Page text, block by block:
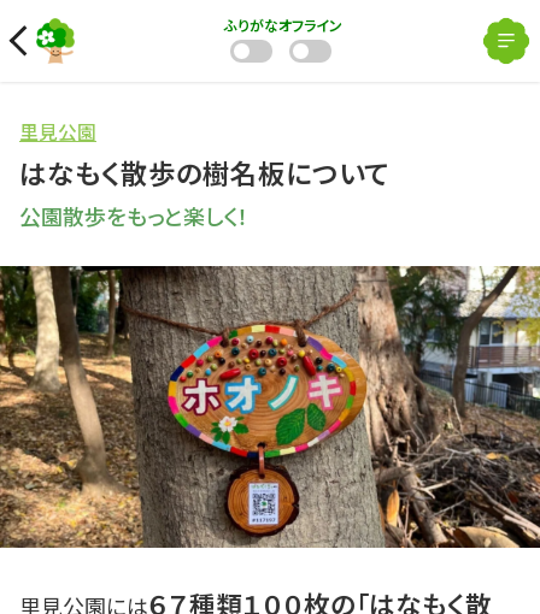
ふりがなオフライン
里見公園
はなもく散歩の樹名板について
公園散歩をもっと楽しく！
里見公園には６７種類１００枚の「はなもく散